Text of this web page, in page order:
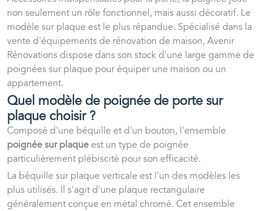
non seulement un rôle fonctionnel, mais aussi décoratif. Le
modèle sur plaque est le plus répandue. Spécialisé dans la
vente d'équipements de rénovation de maison, Avenir
Rénovations dispose dans son stock d'une large gamme de
poignées sur plaque pour équiper une maison ou un
appartement.
Quel modèle de poignée de porte sur
plaque choisir ?
Composé d'une béquille et d'un bouton, l'ensemble
poignée sur plaqueest un type de poignée
particulièrement plébiscité pour son efficacité.
La béquille sur plaque verticale est l'un des modèles les
plus utilisés. Il s'agit d'une plaque rectangulaire
généralement conçue en métal chromé. Cet ensemble